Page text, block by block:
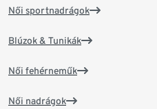
Női sportnadrágok
Blúzok & Tunikák
Női fehérneműk
Női nadrágok